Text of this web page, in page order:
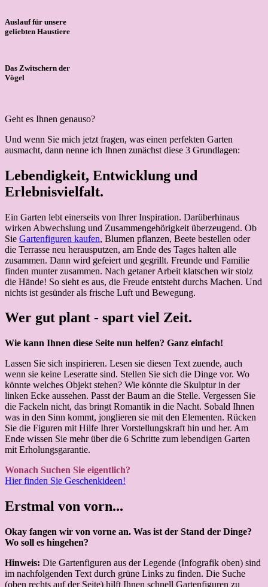
Auslauf für unsere
geliebten Haustiere
Das Zwitschern der
Vögel
Geht es Ihnen genauso?
Und wenn Sie mich jetzt fragen, was einen perfekten Garten
ausmacht, dann nenne ich Ihnen zunächst diese 3 Grundlagen:
Lebendigkeit, Entwicklung und
Erlebnisvielfalt.
Ein Garten lebt einerseits von Ihrer Inspiration. Darüberhinaus
wirken Abwechslung und Zusammengehörigkeit überzeugend. Ob
Sie Gartenfiguren kaufen, Blumen pflanzen, Beete bestellen oder
die Terrasse neu herausputzen, am Ende des Tages halten alle
zusammen. Dann wird gefeiert und gegrillt. Freunde und Familie
finden munter zusammen. Nach getaner Arbeit klatschen wir stolz
die Hände! So sieht es aus, die Freude entsteht durchs Machen. Und
nichts ist gesünder als frische Luft und Bewegung.
Wer gut plant - spart viel Zeit.
Wie kann Ihnen diese Seite nun helfen? Ganz einfach!
Lassen Sie sich inspirieren. Lesen sie diesen Text zuende, auch
wenn sie keine Leseratte sind. Stellen Sie sich die Dinge vor. Wo
könnte welches Objekt stehen? Wie könnte die Skulptur in der
linken Ecke aussehen. Passt der Baum an die Stelle. Vergessen Sie
die Fackeln nicht, das bringt Romantik in die Nacht. Sobald Ihnen
was in den Sinn kommt, jonglieren sie mit den Elementen. Rücken
Sie die Figuren mit Hilfe Ihrer Vorstellungskraft hin und her. Am
Ende wissen Sie mehr über die 6 Schritte zum lebendigen Garten
mit Erholungsgarantie.
Wonach Suchen Sie eigentlich?
Hier finden Sie Geschenkideen!
Erstmal von vorn...
Okay fangen wir von vorne an. Was ist der Stand der Dinge?
Wo soll es hingehen?
Hinweis: Die Gartenfiguren aus der Legende (Infografik oben) sind
im nachfolgenden Text durch grüne Links zu finden. Die Suche
(oben rechts auf der Seite) hilft Ihnen schnell Gartenfiguren zu